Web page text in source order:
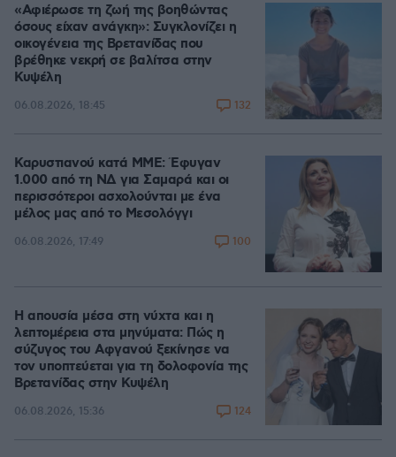
«Αφιέρωσε τη ζωή της βοηθώντας
όσους είχαν ανάγκη»: Συγκλονίζει η
οικογένεια της Βρετανίδας που
βρέθηκε νεκρή σε βαλίτσα στην
Κυψέλη
06.08.2026, 18:45 132
Καρυστιανού κατά ΜΜΕ: Έφυγαν
1.000 από τη ΝΔ για Σαμαρά και οι
περισσότεροι ασχολούνται με ένα
μέλος μας από το Μεσολόγγι
06.08.2026, 17:49 100
Η απουσία μέσα στη νύχτα και η
λεπτομέρεια στα μηνύματα: Πώς η
σύζυγος του Αφγανού ξεκίνησε να
τον υποπτεύεται για τη δολοφονία της
Βρετανίδας στην Κυψέλη
06.08.2026, 15:36 124